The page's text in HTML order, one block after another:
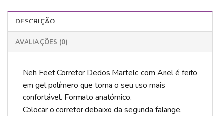
DESCRIÇÃO
AVALIAÇÕES (0)
Neh Feet Corretor Dedos Martelo com Anel é feito
em gel polímero que torna o seu uso mais
confortável. Formato anatómico.
Colocar o corretor debaixo da segunda falange,